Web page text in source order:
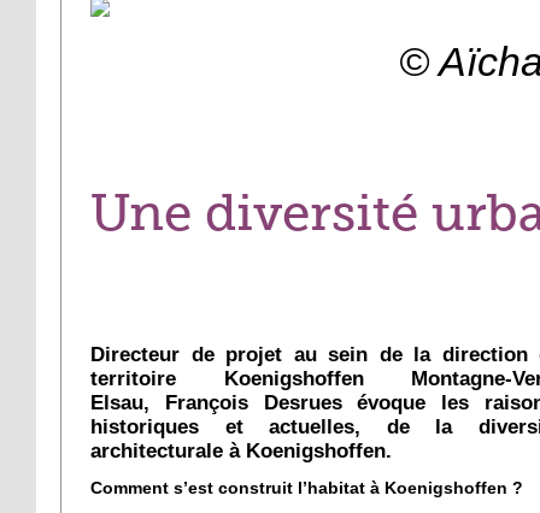
©
Une diversité
Directeur de projet au sein de la direction
territoire Koenigshoffen Montagne-
Elsau, François Desrues évoque les
historiques et actuelles, de la
architecturale à Koenigshoffen.
Comment s’est construit l’habitat à Koenigshoffen ?